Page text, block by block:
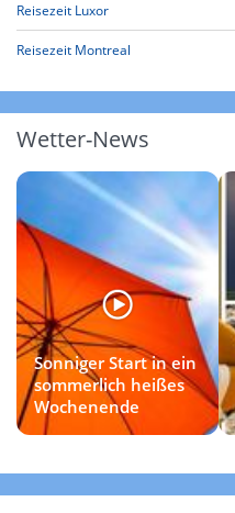
Reisezeit Luxor
Reisezeit Montreal
Wetter-News
Sonniger Start in ein
sommerlich heißes
Wochenende